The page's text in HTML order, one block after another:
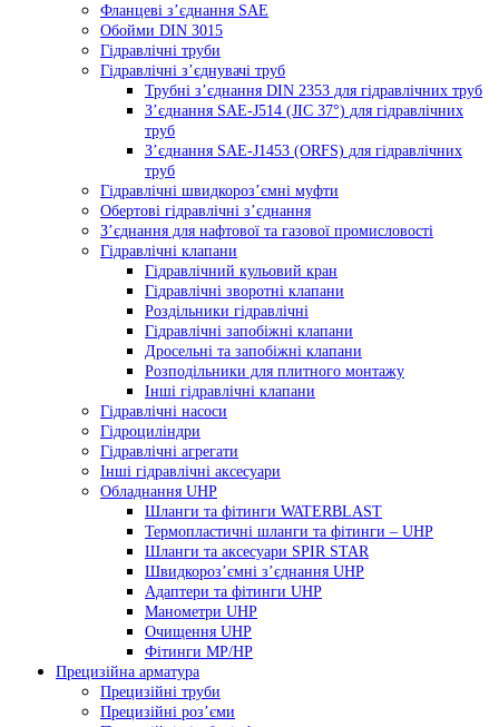
Фланцеві з’єднання SAE
Oбойми DIN 3015
Гідравлічні труби
Гідравлічні з’єднувачі труб
Трубні з’єднання DIN 2353 для гідравлічних труб
З’єднання SAE-J514 (JIC 37°) для гідравлічних
труб
З’єднання SAE-J1453 (ORFS) для гідравлічних
труб
Гідравлічні швидкороз’ємні муфти
Обертові гідравлічні з’єднання
З’єднання для нафтової та газової промисловості
Гідравлічні клапани
Гідравлічний кульовий кран
Гідравлічні зворотні клапани
Роздільники гідравлічні
Гідравлічні запобіжні клапани
Дросельні та запобіжні клапани
Розподільники для плитного монтажу
Інші гідравлічні клапани
Гідравлічні насоси
Гідроциліндри
Гідравлічні агрегати
Інші гідравлічні аксесуари
Обладнання UHP
Шланги та фітинги WATERBLAST
Термопластичні шланги та фітинги – UHP
Шланги та аксесуари SPIR STAR
Швидкороз’ємні з’єднання UHP
Адаптери та фітинги UHP
Манометри UHP
Очищення UHP
Фітинги MP/HP
Прецизійна арматура
Прецизійні труби
Прецизійні роз’єми